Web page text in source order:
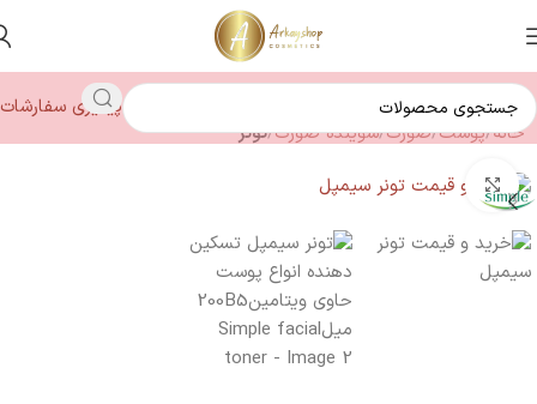
پیگیری سفارشات
خانه پوست صورت شوینده صورت تونر
بزرگنمایی تصویر